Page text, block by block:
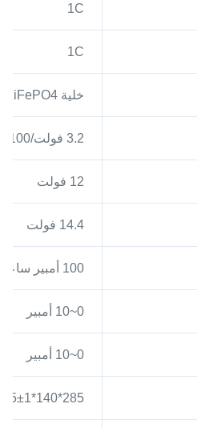
1C
1C
خلية LiFePO4 منشوريه مغلفة
3.2 فولت/100 أمبير ساعة
12 فولت
14.4 فولت
100 أمبير ساعة
0~10 أمبير
0~10 أمبير
285*140*235±1 مم